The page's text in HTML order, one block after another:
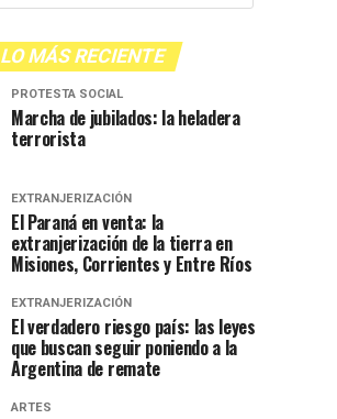
LO MÁS RECIENTE
PROTESTA SOCIAL
Marcha de jubilados: la heladera
terrorista
EXTRANJERIZACIÓN
El Paraná en venta: la
extranjerización de la tierra en
Misiones, Corrientes y Entre Ríos
EXTRANJERIZACIÓN
El verdadero riesgo país: las leyes
que buscan seguir poniendo a la
Argentina de remate
ARTES